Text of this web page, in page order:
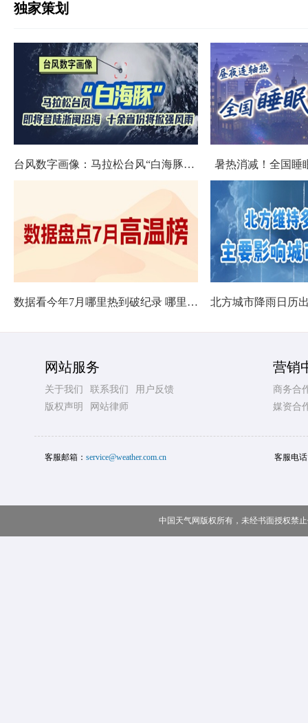
独家策划
台风数字画像：马拉松台风“白海豚”将影响十余省份 暑热消减！全国睡
数据看今年7月哪里热到破纪录 哪里暑热连轴转
网站服务
关于我们 联系我们
用户反馈
版权声明
网站律师
营销
商务合
媒资合
客服邮箱： service@weather.com.cn 客服电
中国天气网版权所有，未经书面授权